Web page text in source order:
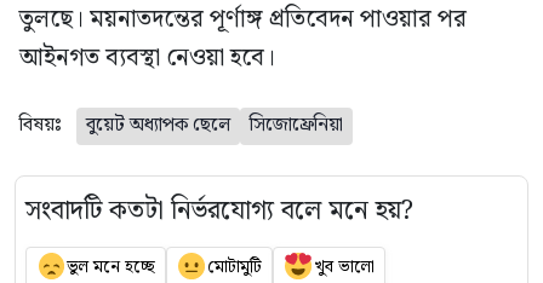
তুলছে। ময়নাতদন্তের পূর্ণাঙ্গ প্রতিবেদন পাওয়ার পর
আইনগত ব্যবস্থা নেওয়া হবে।
বিষয়ঃ বুয়েট অধ্যাপক ছেলে সিজোফ্রেনিয়া
সংবাদটি কতটা নির্ভরযোগ্য বলে মনে হয়?
ভুল মনে হচ্ছে মোটামুটি খুব ভালো